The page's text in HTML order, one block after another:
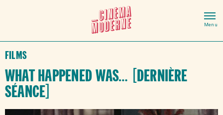
Films
What Happened Was… [DERNIÈRE
SÉANCE]